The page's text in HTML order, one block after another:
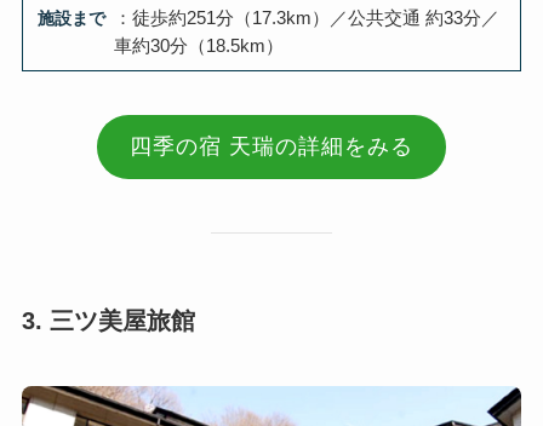
施設まで
：徒歩約251分（17.3km）／公共交通 約33分／
車約30分（18.5km）
四季の宿 天瑞の詳細をみる
3. 三ツ美屋旅館